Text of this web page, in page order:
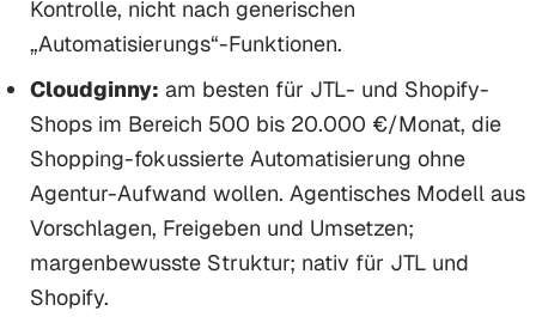
Kontrolle, nicht nach generischen
„Automatisierungs“-Funktionen.
Cloudginny: am besten für JTL- und Shopify-
Shops im Bereich 500 bis 20.000 €/Monat, die
Shopping-fokussierte Automatisierung ohne
Agentur-Aufwand wollen. Agentisches Modell aus
Vorschlagen, Freigeben und Umsetzen;
margenbewusste Struktur; nativ für JTL und
Shopify.